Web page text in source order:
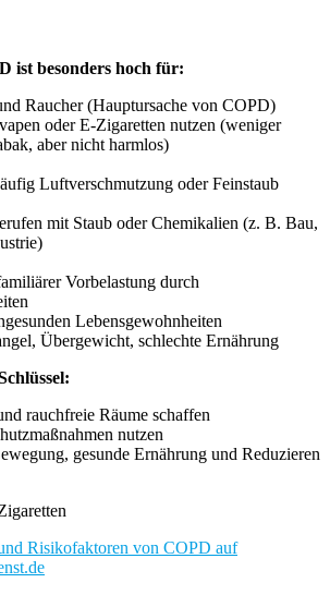
ist besonders hoch für:
Raucher (Hauptursache von COPD)
oder E-Zigaretten nutzen (weniger
aber nicht harmlos)
Luftverschmutzung oder Feinstaub
mit Staub oder Chemikalien (z. B. Bau,
Vorbelastung durch
Lebensgewohnheiten
Übergewicht, schlechte Ernährung
rauchfreie Räume schaffen
nutzen
gesunde Ernährung und Reduzieren
Risikofaktoren von COPD auf